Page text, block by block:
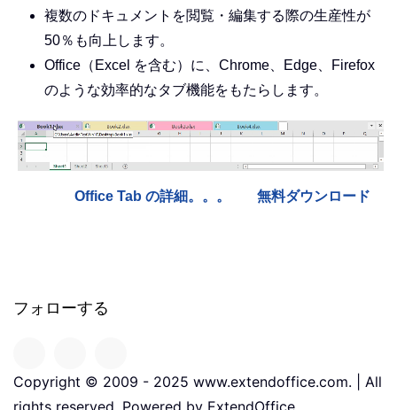
複数のドキュメントを閲覧・編集する際の生産性が
50％も向上します。
Office（Excel を含む）に、Chrome、Edge、Firefox
のような効率的なタブ機能をもたらします。
Office Tab の詳細。。。 無料ダウンロード
フォローする
Copyright © 2009 - 2025 www.extendoffice.com. | All
rights reserved. Powered by ExtendOffice.